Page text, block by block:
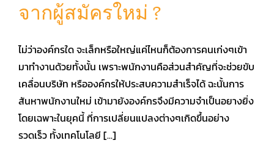
จากผู้สมัครใหม่ ?
ไม่ว่าองค์กรใด จะเล็กหรือใหญ่แค่ไหนก็ต้องการคนเก่งๆเข้า
มาทำงานด้วยทั้งนั้น เพราะพนักงานคือส่วนสำคัญที่จะช่วยขับ
เคลื่อนบริษัท หรือองค์กรให้ประสบความสำเร็จได้ ฉะนั้นการ
สันหาพนักงานใหม่ เข้ามายังองค์กรจึงมีความจำเป็นอยางยิ่ง
โดยเฉพาะในยุคนี้ ที่การเปลี่ยนแปลงต่างๆเกิดขึ้นอย่าง
รวดเร็ว ทั้งเทคโนโลยี [...]